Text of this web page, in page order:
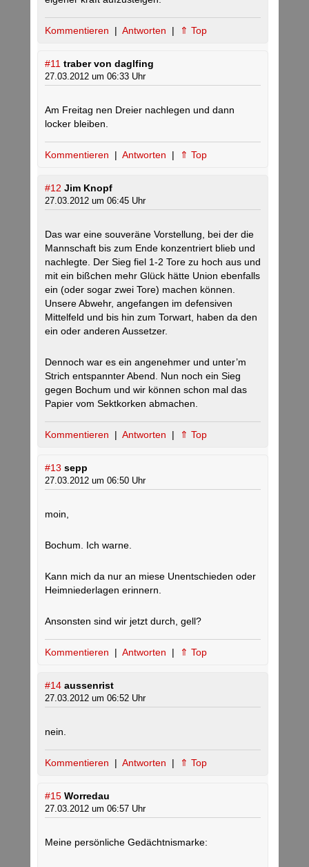
Kommentieren | Antworten | ⇑ Top
#11 traber von daglfing
27.03.2012 um 06:33 Uhr
Am Freitag nen Dreier nachlegen und dann
locker bleiben.
Kommentieren | Antworten | ⇑ Top
#12 Jim Knopf
27.03.2012 um 06:45 Uhr
Das war eine souveräne Vorstellung, bei der die
Mannschaft bis zum Ende konzentriert blieb und
nachlegte. Der Sieg fiel 1-2 Tore zu hoch aus und
mit ein bißchen mehr Glück hätte Union ebenfalls
ein (oder sogar zwei Tore) machen können.
Unsere Abwehr, angefangen im defensiven
Mittelfeld und bis hin zum Torwart, haben da den
ein oder anderen Aussetzer.
Dennoch war es ein angenehmer und unter’m
Strich entspannter Abend. Nun noch ein Sieg
gegen Bochum und wir können schon mal das
Papier vom Sektkorken abmachen.
Kommentieren | Antworten | ⇑ Top
#13 sepp
27.03.2012 um 06:50 Uhr
moin,
Bochum. Ich warne.
Kann mich da nur an miese Unentschieden oder
Heimniederlagen erinnern.
Ansonsten sind wir jetzt durch, gell?
Kommentieren | Antworten | ⇑ Top
#14 aussenrist
27.03.2012 um 06:52 Uhr
nein.
Kommentieren | Antworten | ⇑ Top
#15 Worredau
27.03.2012 um 06:57 Uhr
Meine persönliche Gedächtnismarke: